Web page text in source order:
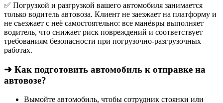
✅ Погрузкой и разгрузкой вашего автомобиля занимается
только водитель автовоза. Клиент не заезжает на платформу и
не съезжает с неё самостоятельно: все манёвры выполняет
водитель, что снижает риск повреждений и соответствует
требованиям безопасности при погрузочно-разгрузочных
работах.
➜ Как подготовить автомобиль к отправке на
автовозе?
Вымойте автомобиль, чтобы сотрудник стоянки или